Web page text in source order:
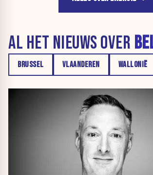
AL HET NIEUWS OVER
BRUSSEL VLAANDEREN WALLONIË